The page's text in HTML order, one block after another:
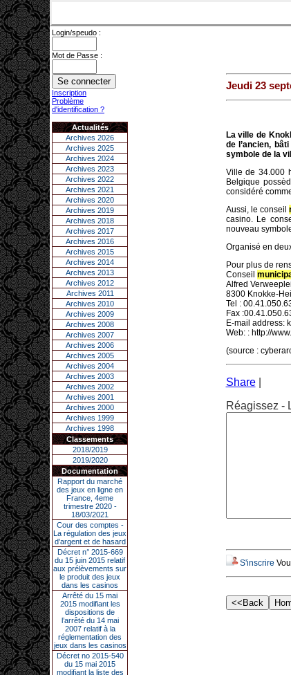
Login/speudo :
Mot de Passe :
Inscription
Problème
d'identification ?
Actualités
Archives 2026
Archives 2025
Archives 2024
Archives 2023
Archives 2022
Archives 2021
Archives 2020
Archives 2019
Archives 2018
Archives 2017
Archives 2016
Archives 2015
Archives 2014
Archives 2013
Archives 2012
Archives 2011
Archives 2010
Archives 2009
Archives 2008
Archives 2007
Archives 2006
Archives 2005
Archives 2004
Archives 2003
Archives 2002
Archives 2001
Archives 2000
Archives 1999
Archives 1998
Classements
2018/2019
2019/2020
Documentation
Rapport du marché
des jeux en ligne en
France, 4eme
trimestre 2020 -
18/03/2021
Cour des comptes -
La régulation des jeux
d’argent et de hasard
Décret n° 2015-669
du 15 juin 2015 relatif
aux prélèvements sur
le produit des jeux
dans les casinos
Arrêté du 15 mai
2015 modifiant les
dispositions de
l’arrêté du 14 mai
2007 relatif à la
réglementation des
jeux dans les casinos
Décret no 2015-540
du 15 mai 2015
modifiant la liste des
Jeudi 23
La ville de
de l’ancien,
symbole de la
Ville de 34.000
Belgique
considéré
Aussi, le conseil
casino. Le
nouveau
Organisé en
Pour plus de
Conseil
Alfred
8300 Knokke-
Tel :
Fax
E-mail address:
Web: : http://
(source :
Share
Réagissez -
S'inscrire